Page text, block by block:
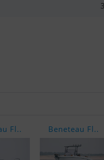
Fl.. Beneteau Fl..